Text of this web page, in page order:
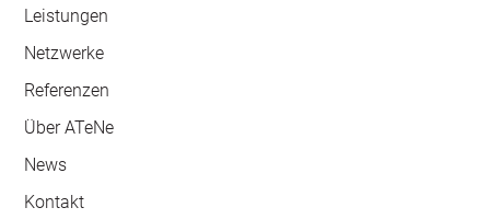
Leistungen
Netzwerke
Referenzen
Über ATeNe
News
Kontakt